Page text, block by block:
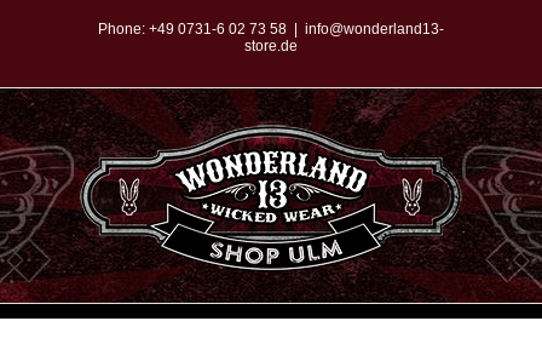
springen
Phone: +49 0731-6 02 73 58
info@wonderland13-
store.de